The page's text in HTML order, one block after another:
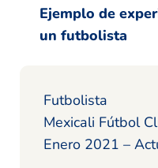
Ejemplo de
un futbolista
Futbolista
Mexicali Fútbol
Enero 2021 –